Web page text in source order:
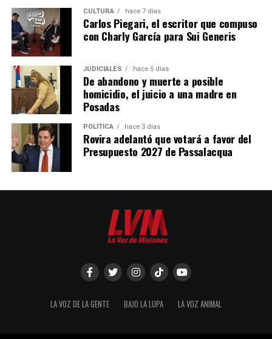
CULTURA hace 7 días
Carlos Piegari, el escritor que compuso
con Charly García para Sui Generis
JUDICIALES hace 5 días
De abandono y muerte a posible
homicidio, el juicio a una madre en
Posadas
POLÍTICA hace 3 días
Rovira adelantó que votará a favor del
Presupuesto 2027 de Passalacqua
LA VOZ DE LA GENTE BAJO LA LUPA LA VOZ ANIMAL